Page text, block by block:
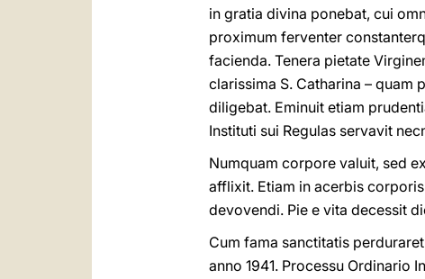
in gratia divina ponebat, cui
proximum ferventer
facienda. Tenera pietate
clarissima S. Catharina – quam
diligebat. Eminuit etiam
Instituti sui Regulas servavit
Numquam corpore valuit, sed
afflixit. Etiam in acerbis
devovendi. Pie e vita decessit
Cum fama sanctitatis
anno 1941. Processu Ordinario